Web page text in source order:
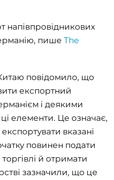
напівпровідникових
пише The
Китаю повідомило, що
експортний
і деякими
елементи. Це означає,
вказані
повинен подати
й отримати
зазначили, що це